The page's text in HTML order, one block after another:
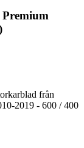
från
2019 - 600 / 400